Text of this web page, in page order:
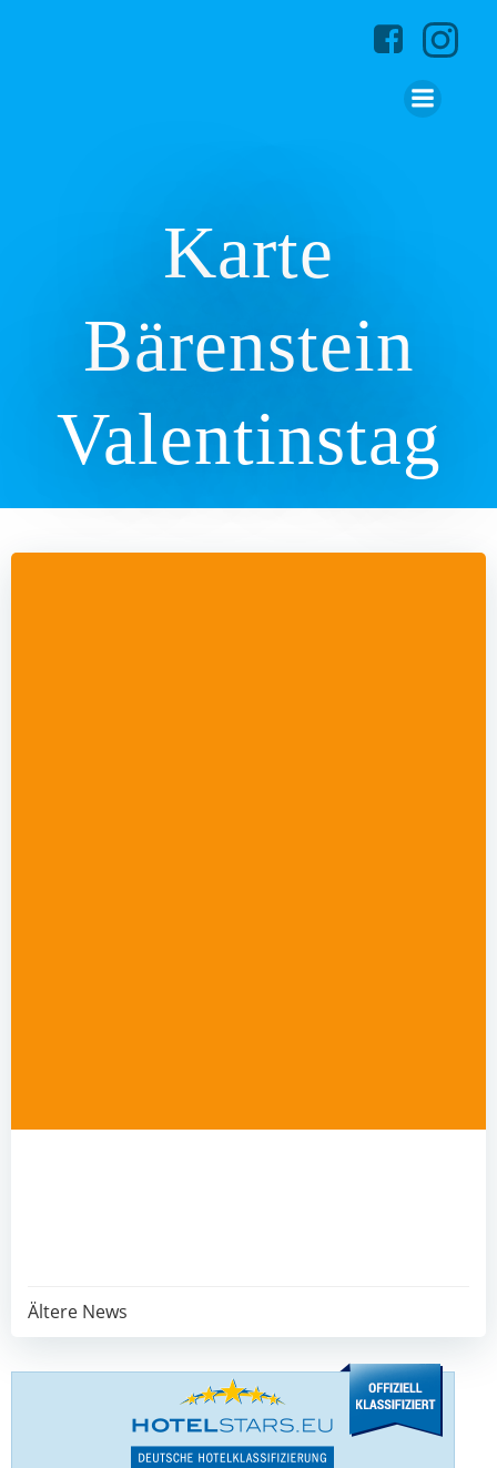
Karte
Bärenstein
Valentinstag
Post
navigation
Ältere News